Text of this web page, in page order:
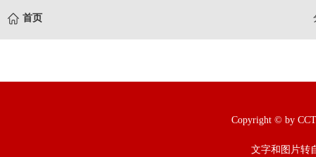
首页
Copyright © by
文字和图片转